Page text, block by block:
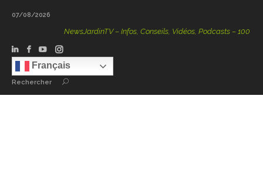
07/08/2026
NewsJardinTV – Infos, Conseils, Vidéos, Podcasts – 100 % Nature
Français
Rechercher